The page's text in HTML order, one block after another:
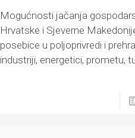
Mogućnosti jačanja
Hrvatske i Sjeverne
posebice u poljoprivredi i
industriji, energetici, prometu,